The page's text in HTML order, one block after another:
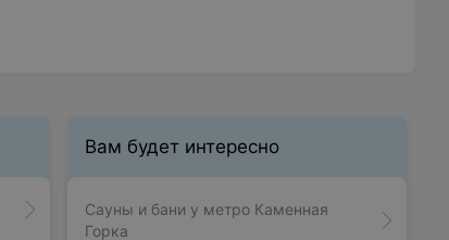
Вам будет интересно
Сауны и бани у метро Каменная
Горка